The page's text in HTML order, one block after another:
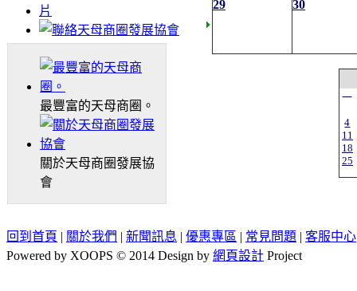
最豐富的天母商圈。
關於天母商圈發展協
會
29 30
一
4
11
18
25
回到首頁 | 關於我們 | 新聞訊息 | 優惠專區 | 常見問題 | 客服中心
Powered by XOOPS © 2014 Design by 網頁設計 Project